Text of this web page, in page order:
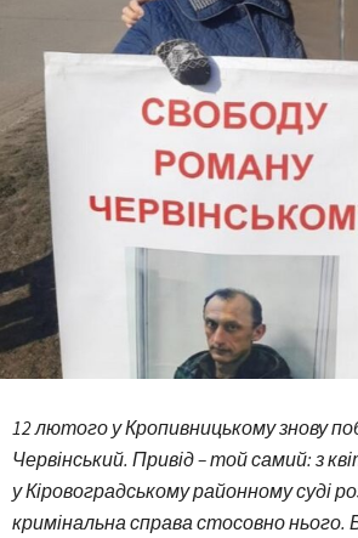
12 лютого у Кропивницькому знову
Червінський. Привід – той самий: з
у Кіровоградському районному суді
кримінальна справа стосовно нього.